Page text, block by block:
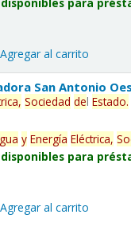
Agregar al carrito
San Antonio
Sociedad delEstado.
y Energía Eléctrica,
para
Agregar al carrito